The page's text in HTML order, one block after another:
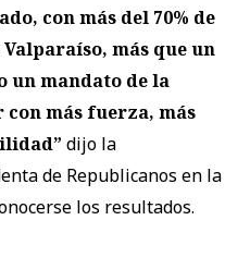
con más del 70% de
más que un
un mandato de la
más fuerza, más
dijo la
de Republicanos en la
los resultados.